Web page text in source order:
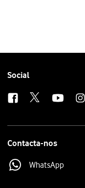
Follow
Social
Contacta-nos
WhatsApp